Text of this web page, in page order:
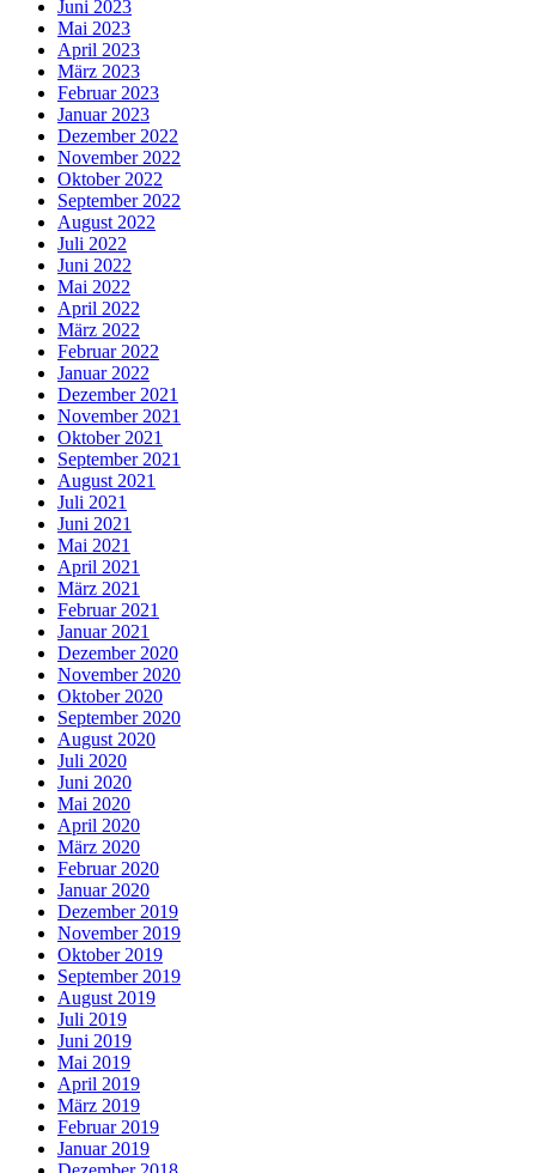
Juni 2023
Mai 2023
April 2023
März 2023
Februar 2023
Januar 2023
Dezember 2022
November 2022
Oktober 2022
September 2022
August 2022
Juli 2022
Juni 2022
Mai 2022
April 2022
März 2022
Februar 2022
Januar 2022
Dezember 2021
November 2021
Oktober 2021
September 2021
August 2021
Juli 2021
Juni 2021
Mai 2021
April 2021
März 2021
Februar 2021
Januar 2021
Dezember 2020
November 2020
Oktober 2020
September 2020
August 2020
Juli 2020
Juni 2020
Mai 2020
April 2020
März 2020
Februar 2020
Januar 2020
Dezember 2019
November 2019
Oktober 2019
September 2019
August 2019
Juli 2019
Juni 2019
Mai 2019
April 2019
März 2019
Februar 2019
Januar 2019